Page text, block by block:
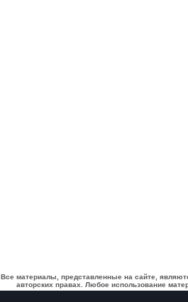
Все материалы, представленные на сайте,
авторских правах. Любое использование